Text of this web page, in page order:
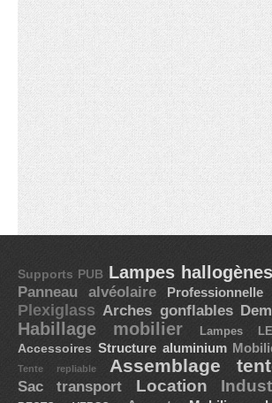
Supports PUB Lampes
Panneau alvéolaire Professionnelle
PlexiglassArches gonflables
Habillage mobilier Lampes
Accessoires Structure aluminium
Tente repliable Assemblage
Sac transport Location